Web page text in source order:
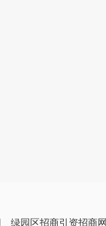
绿园区招商引资招商网